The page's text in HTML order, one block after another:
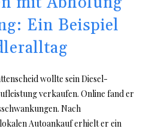
Ein Beispiel
wollte sein Diesel-
verkaufen. Online fand er
Nach
Autoankauf erhielt er ein